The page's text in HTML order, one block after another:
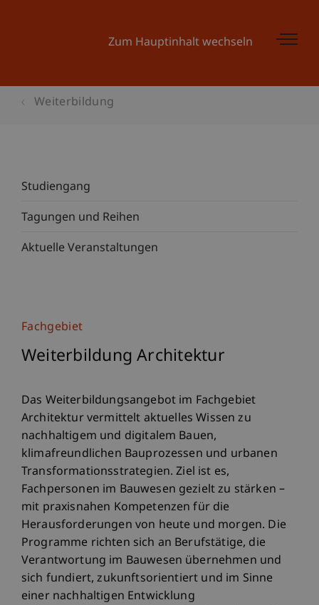
Zum Hauptinhalt wechseln
Weiterbildung
Studiengang
Tagungen und Reihen
Aktuelle Veranstaltungen
Fachgebiet
Weiterbildung Architektur
Das Weiterbildungsangebot im Fachgebiet
Architektur vermittelt aktuelles Wissen zu
nachhaltigem und digitalem Bauen,
klimafreundlichen Bauprozessen und urbanen
Transformationsstrategien. Ziel ist es,
Fachpersonen im Bauwesen gezielt zu stärken –
mit praxisnahen Kompetenzen für die
Herausforderungen von heute und morgen. Die
Programme richten sich an Berufstätige, die
Verantwortung im Bauwesen übernehmen und
sich fundiert, zukunftsorientiert und im Sinne
einer nachhaltigen Entwicklung